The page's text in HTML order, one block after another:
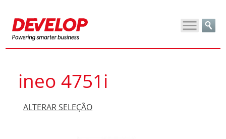
ineo 4751i
ALTERAR SELEÇÃO